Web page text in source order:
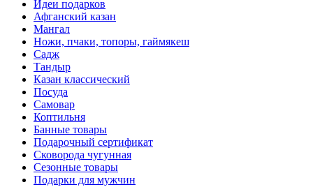
Идеи подарков
Афганский казан
Мангал
Ножи, пчаки, топоры, гаймякеш
Садж
Тандыр
Казан классический
Посуда
Самовар
Коптильня
Банные товары
Подарочный сертификат
Сковорода чугунная
Сезонные товары
Подарки для мужчин